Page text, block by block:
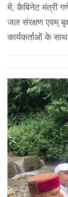
में, कैबिनेट मंत्री
जल संरक्षण एवम्
कार्यकर्ताओं के